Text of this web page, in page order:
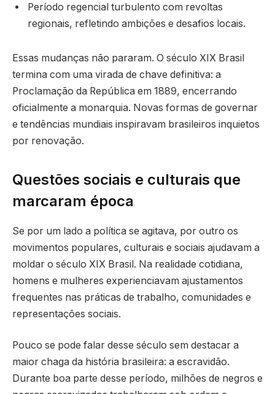
Período regencial turbulento com revoltas
regionais, refletindo ambições e desafios locais.
Essas mudanças não pararam. O século XIX Brasil
termina com uma virada de chave definitiva: a
Proclamação da República em 1889, encerrando
oficialmente a monarquia. Novas formas de governar
e tendências mundiais inspiravam brasileiros inquietos
por renovação.
Questões sociais e culturais que
marcaram época
Se por um lado a política se agitava, por outro os
movimentos populares, culturais e sociais ajudavam a
moldar o século XIX Brasil. Na realidade cotidiana,
homens e mulheres experienciavam ajustamentos
frequentes nas práticas de trabalho, comunidades e
representações sociais.
Pouco se pode falar desse século sem destacar a
maior chaga da história brasileira: a escravidão.
Durante boa parte desse período, milhões de negros e